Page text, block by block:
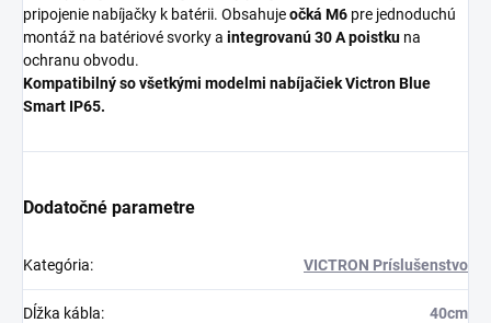
pripojenie nabíjačky k batérii. Obsahujeočká M6 pre jednoduchú
montáž na batériové svorky a integrovanú 30 A poistku na
ochranu obvodu.
Kompatibilný so všetkými modelmi nabíjačiek Victron Blue
Smart IP65.
Dodatočné parametre
Kategória: VICTRON Príslušenstvo
Dĺžka kábla: 40cm